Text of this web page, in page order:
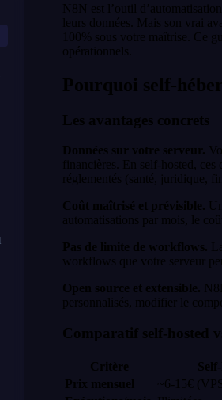
N8N est l’outil
leurs données. Mais son vrai
100% sous votre maîtrise. Ce
opérationnels.
Pourquoi self-
Les avantages concrets
Données sur votre serveur.
financières. En self-hosted,
réglementés (santé, juridique,
Coût maîtrisé et prévisible.
automatisations par mois, le
Pas de limite de workflows.
workflows que votre serveur
Open source et extensible.
personnalisés, modifier le
Comparatif self-hosted
Critère
Prix mensuel
~6-15€